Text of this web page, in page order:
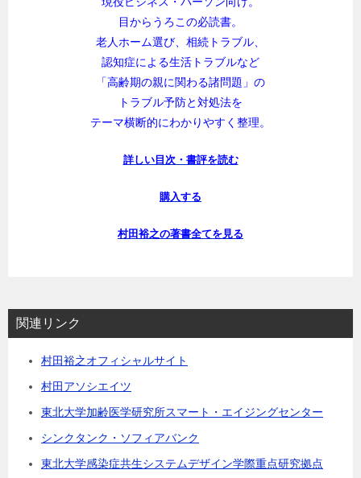
目からうろこの必読書。
老人ホーム選び、相続トラブル、
認知症による生活トラブルなど
「高齢期の親に関わる諸問題」の
トラブル予防と対処法を
テーマ横断的にわかりやすく整理。
詳しい目次・書評を読む
購入する
村田裕之の著書全てを見る
関連リンク
村田裕之オフィシャルサイト
村田アソシエイツ
東北大学加齢医学研究所スマート・エイジングセンター
シンクタンク・ソフィアバンク
東北大学感染症共生システムデザイン学際重点研究拠点